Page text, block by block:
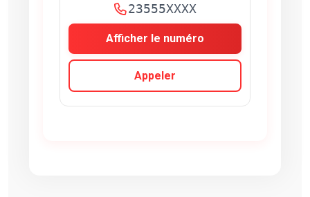
23555XXXX
Afficher le numéro
Appeler